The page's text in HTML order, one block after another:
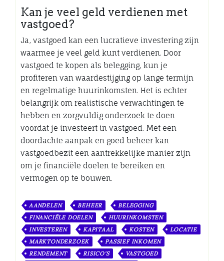
Kan je veel geld verdienen met
vastgoed?
Ja, vastgoed kan een lucratieve investering zijn
waarmee je veel geld kunt verdienen. Door
vastgoed te kopen als belegging, kun je
profiteren van waardestijging op lange termijn
en regelmatige huurinkomsten. Het is echter
belangrijk om realistische verwachtingen te
hebben en zorgvuldig onderzoek te doen
voordat je investeert in vastgoed. Met een
doordachte aanpak en goed beheer kan
vastgoedbezit een aantrekkelijke manier zijn
om je financiële doelen te bereiken en
vermogen op te bouwen.
AANDELEN BEHEER
BELEGGING
FINANCIËLE DOELEN
HUURINKOMSTEN
INVESTEREN
KAPITAAL KOSTEN
LOCATIE
MARKTONDERZOEK
PASSIEF INKOMEN
RENDEMENT
RISICO'S
VASTGOED